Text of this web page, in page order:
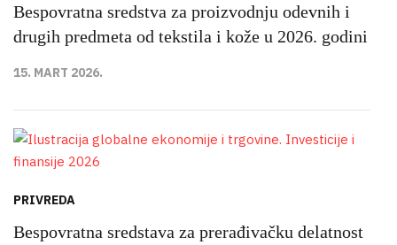
Bespovratna sredstva za proizvodnju odevnih i
drugih predmeta od tekstila i kože u 2026. godini
15. MART 2026.
PRIVREDA
Bespovratna sredstava za prerađivačku delatnost